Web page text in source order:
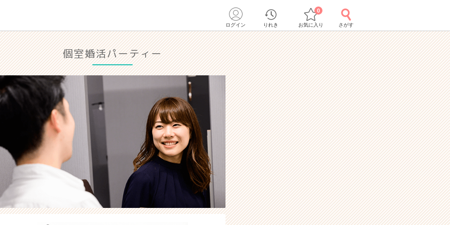
ログイン りれき お気に入り
0
さがす
個室婚活パーティー